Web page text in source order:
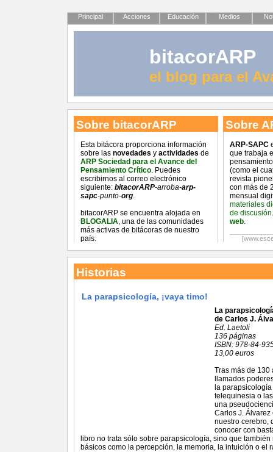
Principal Acciones Educación Medios
bitacorARP
el blog para el
Sobre bitacorARP
Esta bitácora proporciona información
sobre las novedades y actividades de
ARP Sociedad para el Avance del
Pensamiento Crítico. Puedes
escribirnos al correo electrónico
siguiente: bitacorARP-arroba-arp-
sapc-punto-org.
bitacorARP se encuentra alojada en
BLOGALIA, una de las comunidades
más activas de bitácoras de nuestro
país.
Sobre
ARP-SAPC
que trabaja
(como el
revista
con más de
mensual
materiales
de discusión
web.
Historias
La parapsicología, ¡vaya timo!
La
de Carlos J.
Ed. Laetoli
136 páginas
ISBN: 978-84-
13,00 euros
Tras más de 130
llamados
la
telequinesia o
una
Carlos J.
nuestro cerebro,
conocer con
libro no trata sólo sobre parapsicología, sino que
básicos como la percepción, la memoria, la intuición o el